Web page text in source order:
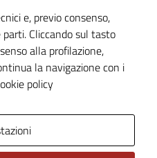
e, previo consenso,
Cliccando sul tasto
alla profilazione,
la navigazione con i
policy